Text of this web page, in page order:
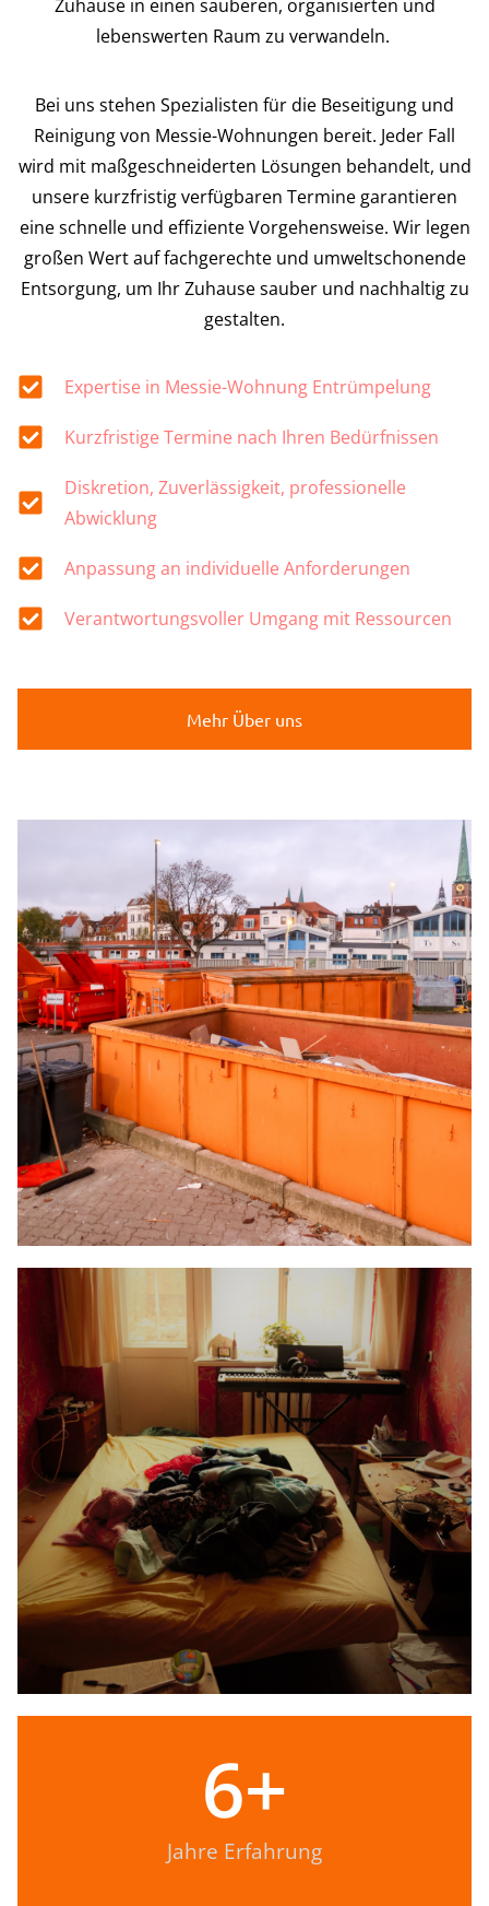
Jahre Erfahrung
6+
Zuhause in einen sauberen, organisierten und
lebenswerten Raum zu verwandeln.
Bei uns stehen Spezialisten für die Beseitigung und
Reinigung von Messie-Wohnungen bereit. Jeder Fall
wird mit maßgeschneiderten Lösungen behandelt, und
unsere kurzfristig verfügbaren Termine garantieren
eine schnelle und effiziente Vorgehensweise. Wir legen
großen Wert auf fachgerechte und umweltschonende
Entsorgung, um Ihr Zuhause sauber und nachhaltig zu
gestalten.
Expertise in Messie-Wohnung Entrümpelung
Kurzfristige Termine nach Ihren Bedürfnissen
Diskretion, Zuverlässigkeit, professionelle
Abwicklung
Anpassung an individuelle Anforderungen
Verantwortungsvoller Umgang mit Ressourcen
Mehr Über uns